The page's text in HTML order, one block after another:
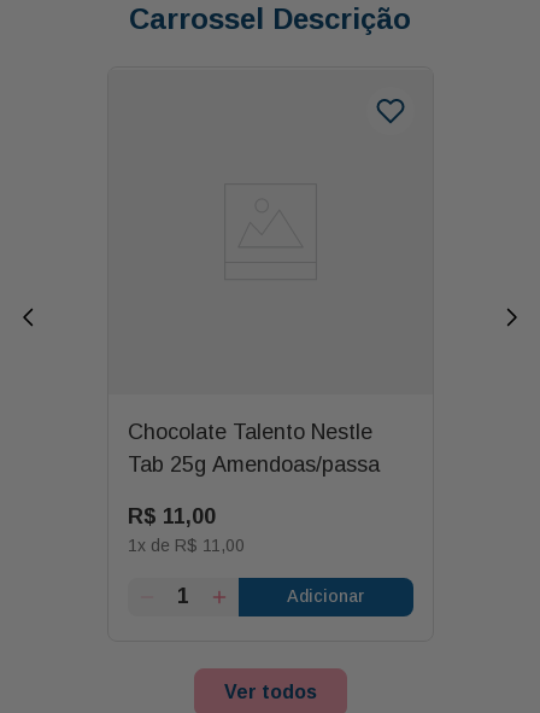
Carrossel Descrição
Chocolate Talento Nestle
Tab 25g Amendoas/passa
R$ 11,00
1x de R$ 11 ,00
Adicionar
Ver todos